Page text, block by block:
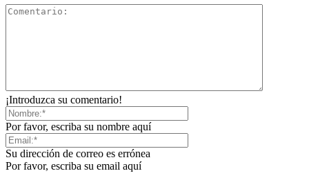
¡Introduzca su comentario!
Por favor, escriba su nombre aquí
Su dirección de correo es errónea
Por favor, escriba su email aquí